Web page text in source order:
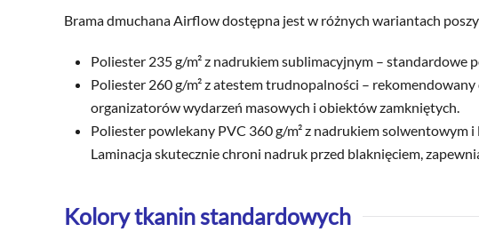
Brama dmuchana Airflow dostępna jest w różnych wariantach
Poliester 235 g/m² z nadrukiem sublimacyjnym –
Poliester 260 g/m² z atestem trudnopalności –
organizatorów wydarzeń masowych i obiektów zamkniętych.
Poliester powlekany PVC 360 g/m² z nadrukiem solwentowym
Laminacja skutecznie chroni nadruk przed blaknięciem,
Kolory tkanin standardowych